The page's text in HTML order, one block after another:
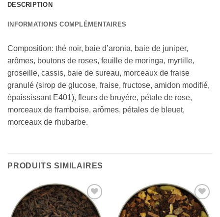
DESCRIPTION
INFORMATIONS COMPLÉMENTAIRES
Composition: thé noir, baie d’aronia, baie de juniper,
arômes, boutons de roses, feuille de moringa, myrtille,
groseille, cassis, baie de sureau, morceaux de fraise
granulé (sirop de glucose, fraise, fructose, amidon modifié,
épaississant E401), fleurs de bruyère, pétale de rose,
morceaux de framboise, arômes, pétales de bleuet,
morceaux de rhubarbe.
PRODUITS SIMILAIRES
Add to
Wishlist
Add to
Wishlist